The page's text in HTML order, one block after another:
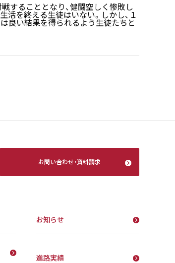
することとなり、健闘空しく惨敗し
活を終える生徒はいない。しかし、１
良い結果を得られるよう生徒たちと
お問い合わせ・資料請求
お知らせ
進路実績